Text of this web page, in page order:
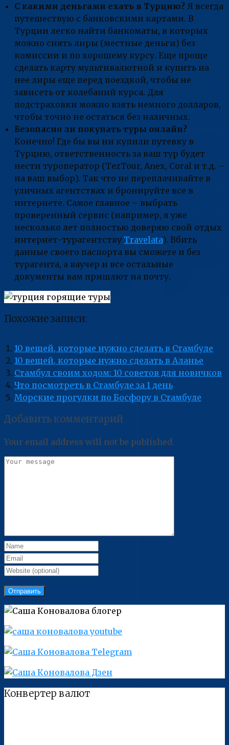
С какими деньгами ехать в Турцию? Я всегда
путешествую с банковскими картами. В
Турции легко найти банкоматы, в которых
можно снять лиры (местные деньги) без
комиссии и по хорошему курсу. Еще проще
сделать карту мультивалютной и купить на
нее лиры еще перед поездкой, чтобы не
зависеть от колебаний курса. Для
подстраховки можно взять немного долларов,
чтобы точно не остаться без наличных.
Безопасно ли покупать туры онлайн?
Конечно! Где бы вы ни купили путевку в
Турцию, ответственность за ваш тур будет
нести туроператор (TezTour, Anex, Coral и т.д. –
на ваш выбор). Так что не переплачивайте в
уличных агентствах и бронируйте все в
интернете. Самое главное – выбрать
проверенный сервис (например, я уже
несколько лет полностью доверяю свой отдых
интернет-турагентству Travelata). Вбить
данные своего паспорта вы сможете и без
турагента, а ваучер и все остальные
документы вам пришлют на почту.
Похожие записи:
10 вещей, которые нужно сделать в Стамбуле
10 вещей, которые нужно сделать в Аланье
Стамбул своим ходом: 10 советов для новичков
Что посмотреть в Стамбуле за 1 день
Морские прогулки по Босфору в Стамбуле
Добавить комментарий
Your email address will not be published.
Конвертер валют